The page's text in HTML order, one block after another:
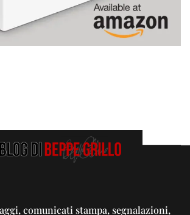
comunicati stampa, segnalazioni,